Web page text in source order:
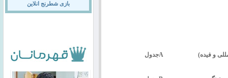
Aجدول
بازی شطرنج انلاین